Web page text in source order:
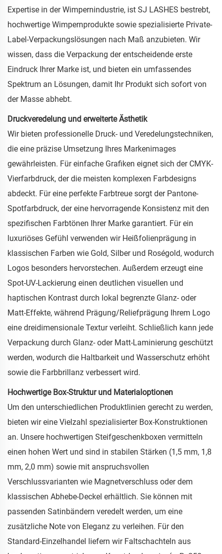
Expertise in der Wimpernindustrie, ist SJ LASHES bestrebt,
hochwertige Wimpernprodukte sowie spezialisierte Private-
Label-Verpackungslösungen nach Maß anzubieten. Wir
wissen, dass die Verpackung der entscheidende erste
Eindruck Ihrer Marke ist, und bieten ein umfassendes
Spektrum an Lösungen, damit Ihr Produkt sich sofort von
der Masse abhebt.
Druckveredelung und erweiterte Ästhetik
Wir bieten professionelle Druck- und Veredelungstechniken,
die eine präzise Umsetzung Ihres Markenimages
gewährleisten. Für einfache Grafiken eignet sich der CMYK-
Vierfarbdruck, der die meisten komplexen Farbdesigns
abdeckt. Für eine perfekte Farbtreue sorgt der Pantone-
Spotfarbdruck, der eine hervorragende Konsistenz mit den
spezifischen Farbtönen Ihrer Marke garantiert. Für ein
luxuriöses Gefühl verwenden wir Heißfolienprägung in
klassischen Farben wie Gold, Silber und Roségold, wodurch
Logos besonders hervorstechen. Außerdem erzeugt eine
Spot-UV-Lackierung einen deutlichen visuellen und
haptischen Kontrast durch lokal begrenzte Glanz- oder
Matt-Effekte, während Prägung/Reliefprägung Ihrem Logo
eine dreidimensionale Textur verleiht. Schließlich kann jede
Verpackung durch Glanz- oder Matt-Laminierung geschützt
werden, wodurch die Haltbarkeit und Wasserschutz erhöht
sowie die Farbbrillanz verbessert wird.
Hochwertige Box-Struktur und Materialoptionen
Um den unterschiedlichen Produktlinien gerecht zu werden,
bieten wir eine Vielzahl spezialisierter Box-Konstruktionen
an. Unsere hochwertigen Steifgeschenkboxen vermitteln
einen hohen Wert und sind in stabilen Stärken (1,5 mm, 1,8
mm, 2,0 mm) sowie mit anspruchsvollen
Verschlussvarianten wie Magnetverschluss oder dem
klassischen Abhebe-Deckel erhältlich. Sie können mit
passenden Satinbändern veredelt werden, um eine
zusätzliche Note von Eleganz zu verleihen. Für den
Standard-Einzelhandel liefern wir Faltschachteln aus